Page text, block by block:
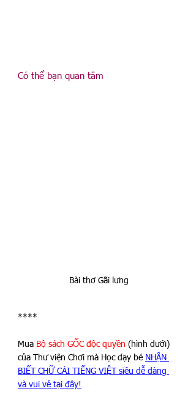
Có thể bạn quan tâm
Bài thơ Gãi lưng
****
Mua Bộ sách GỐC độc quyền (hình dưới)
của Thư viện Chơi mà Học dạy bé NHẬN
BIẾT CHỮ CÁI TIẾNG VIỆT siêu dễ dàng
và vui vẻ tại đây!